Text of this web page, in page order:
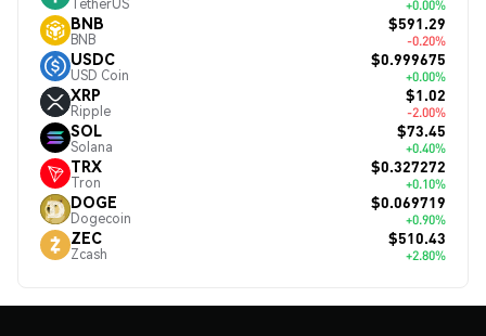
TetherUS +0.00%
BNB
BNB
$591.29
-0.20%
USDC
USD Coin
$0.999675
+0.00%
XRP
Ripple
$1.02
-2.00%
SOL
Solana
$73.45
+0.40%
TRX
Tron
$0.327272
+0.10%
DOGE
Dogecoin
$0.069719
+0.90%
ZEC
Zcash
$510.43
+2.80%